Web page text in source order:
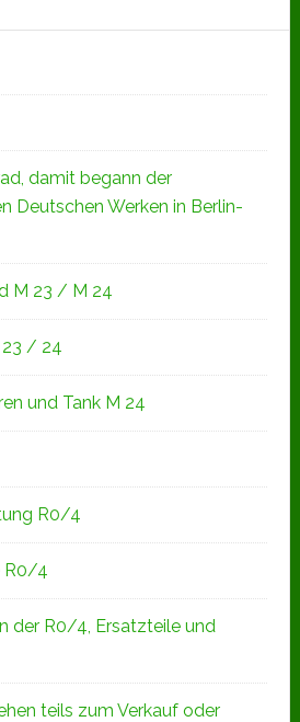
damit begann der
Deutschen Werken in Berlin-
M 23 / M 24
23 / 24
und Tank M 24
R0/4
R0/4
der R0/4, Ersatzteile und
teils zum Verkauf oder